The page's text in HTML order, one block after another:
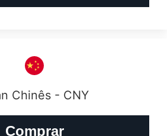
Chinês - CNY
Comprar